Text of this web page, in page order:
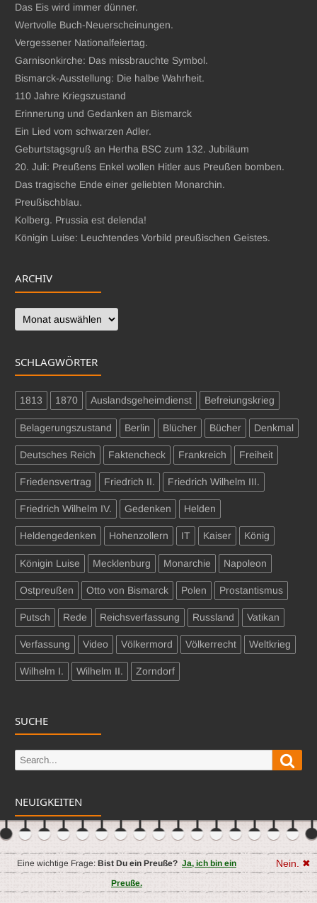
Eine wichtige Frage: Bist Du ein Preuße? Ja, ich bin ein
Preuße.
Nein. ✖
Das Eis wird immer dünner.
Wertvolle Buch-Neuerscheinungen.
Vergessener Nationalfeiertag.
Garnisonkirche: Das missbrauchte Symbol.
Bismarck-Ausstellung: Die halbe Wahrheit.
110 Jahre Kriegszustand
Erinnerung und Gedanken an Bismarck
Ein Lied vom schwarzen Adler.
Geburtstagsgruß an Hertha BSC zum 132. Jubiläum
20. Juli: Preußens Enkel wollen Hitler aus Preußen bomben.
Das tragische Ende einer geliebten Monarchin.
Preußischblau.
Kolberg. Prussia est delenda!
Königin Luise: Leuchtendes Vorbild preußischen Geistes.
ARCHIV
Archiv
SCHLAGWÖRTER
1813 1870 Auslandsgeheimdienst Befreiungskrieg
Belagerungszustand Berlin Blücher Bücher Denkmal
Deutsches Reich Faktencheck Frankreich Freiheit
Friedensvertrag Friedrich II. Friedrich Wilhelm III.
Friedrich Wilhelm IV. Gedenken Helden
Heldengedenken Hohenzollern IT Kaiser König
Königin Luise Mecklenburg Monarchie Napoleon
Ostpreußen Otto von Bismarck Polen Prostantismus
Putsch Rede Reichsverfassung Russland Vatikan
Verfassung Video Völkermord Völkerrecht Weltkrieg
Wilhelm I. Wilhelm II. Zorndorf
SUCHE
Search
NEUIGKEITEN